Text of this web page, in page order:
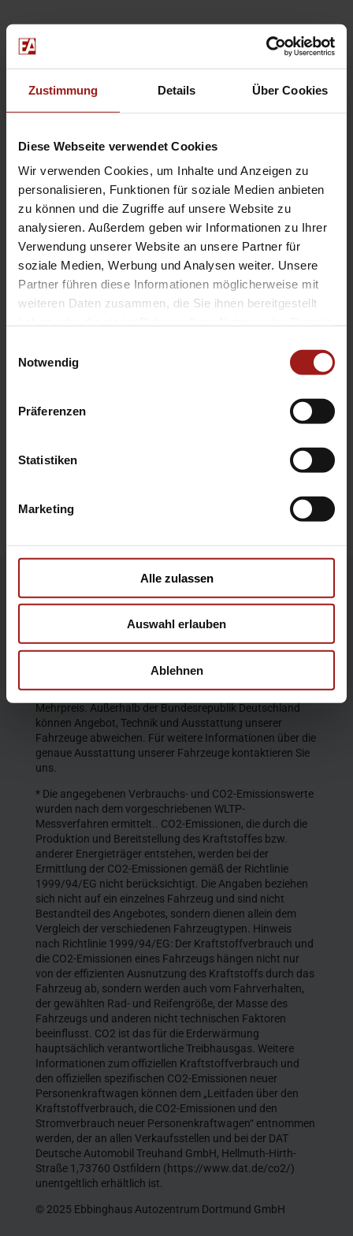
Zustimmung Details Über Cookies
Diese Webseite verwendet Cookies
Wir verwenden Cookies, um Inhalte und Anzeigen zu
personalisieren, Funktionen für soziale Medien anbieten
zu können und die Zugriffe auf unsere Website zu
analysieren. Außerdem geben wir Informationen zu Ihrer
Verwendung unserer Website an unsere Partner für
soziale Medien, Werbung und Analysen weiter. Unsere
Partner führen diese Informationen möglicherweise mit
weiteren Daten zusammen, die Sie ihnen bereitgestellt
Notwendig
Präferenzen
Statistiken
Marketing
Alle zulassen
Auswahl erlauben
Ablehnen
Kontakt
Probefahrt
Service-Termin
EA Standorte
Ebbinghaus am Flughafen – Dortmund Sölde
Ebbinghaus am Tierpark – Dortmund Kirchhörde
Ebbinghaus Autozentrum – Dortmund Dorstfeld
Ebbinghaus Ford Store – Bochum
Ebbinghaus in Hamm
Ebbinghaus in Kamen
Ebbinghaus in Unna
Garantie
Die Produktbeschreibungen und Abbildungen enthalten
teilweise auch Sonderausstattungen, die nicht zum
entspricht dem Stand bei Veröffentlichung. Wir behalten
Die abgebildeten Farben geben den wirklichen Farbton nur
annähernd wieder. Gezeigte Sonderausstattungen gegen
Mehrpreis. Außerhalb der Bundesrepublik Deutschland
können Angebot, Technik und Ausstattung unserer
Fahrzeuge abweichen. Für weitere Informationen über die
genaue Ausstattung unserer Fahrzeuge kontaktieren Sie
uns.
* Die angegebenen Verbrauchs- und CO2-Emissionswerte
wurden nach dem vorgeschriebenen WLTP-
Messverfahren ermittelt.. CO2-Emissionen, die durch die
Produktion und Bereitstellung des Kraftstoffes bzw.
anderer Energieträger entstehen, werden bei der
Ermittlung der CO2-Emissionen gemäß der Richtlinie
1999/94/EG nicht berücksichtigt. Die Angaben beziehen
sich nicht auf ein einzelnes Fahrzeug und sind nicht
Bestandteil des Angebotes, sondern dienen allein dem
Vergleich der verschiedenen Fahrzeugtypen. Hinweis
nach Richtlinie 1999/94/EG: Der Kraftstoffverbrauch und
die CO2-Emissionen eines Fahrzeugs hängen nicht nur
von der effizienten Ausnutzung des Kraftstoffs durch das
Fahrzeug ab, sondern werden auch vom Fahrverhalten,
der gewählten Rad- und Reifengröße, der Masse des
Fahrzeugs und anderen nicht technischen Faktoren
beeinflusst. CO2 ist das für die Erderwärmung
hauptsächlich verantwortliche Treibhausgas. Weitere
Informationen zum offiziellen Kraftstoffverbrauch und
den offiziellen spezifischen CO2-Emissionen neuer
Personenkraftwagen können dem „Leitfaden über den
Kraftstoffverbrauch, die CO2-Emissionen und den
Stromverbrauch neuer Personenkraftwagen“ entnommen
werden, der an allen Verkaufsstellen und bei der DAT
Deutsche Automobil Treuhand GmbH, Hellmuth-Hirth-
Straße 1,73760 Ostfildern (https://www.dat.de/co2/)
unentgeltlich erhältlich ist.
© 2025 Ebbinghaus Autozentrum Dortmund GmbH